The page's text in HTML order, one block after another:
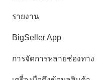
รายงาน
BigSeller App
การจัดการหลายช่องทาง